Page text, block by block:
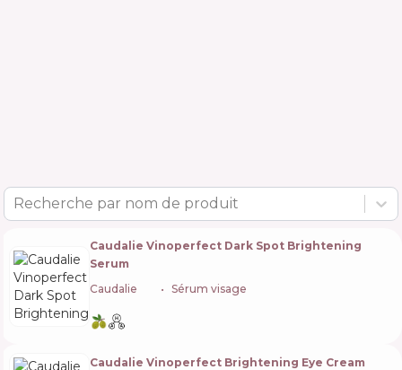
Recherche par nom de produit
Caudalie Vinoperfect Dark Spot Brightening
Serum
Caudalie
Sérum visage
Caudalie Vinoperfect Brightening Eye Cream